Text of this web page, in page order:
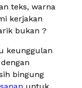
teks, warna
kerjakan
bukan ?
keunggulan
bingung